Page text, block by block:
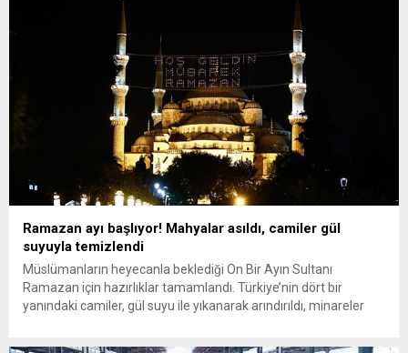
Milyonlarca Müslüman Ramazan...
Ramazan ayı başlıyor! Mahyalar asıldı, camiler gül
suyuyla temizlendi
Müslümanların heyecanla beklediği On Bir Ayın Sultanı
Ramazan için hazırlıklar tamamlandı. Türkiye’nin dört bir
yanındaki camiler, gül suyu ile yıkanarak arındırıldı, minareler